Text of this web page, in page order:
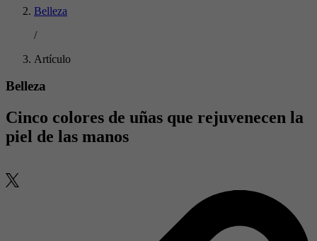
Belleza
/
Artículo
Belleza
Cinco colores de uñas que rejuvenecen la
piel de las manos